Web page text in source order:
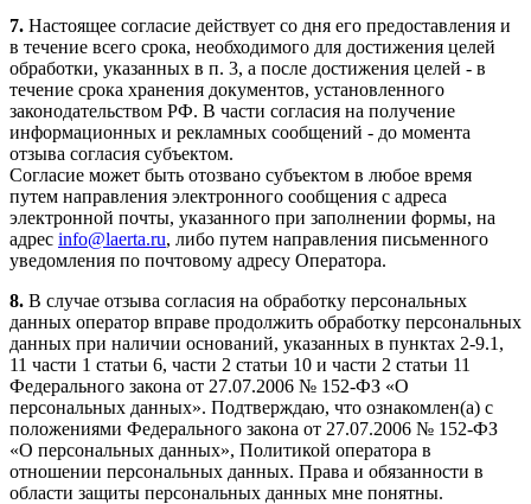
7. Настоящее согласие действует со дня его предоставления и
в течение всего срока, необходимого для достижения целей
обработки, указанных в п. 3, а после достижения целей - в
течение срока хранения документов, установленного
законодательством РФ. В части согласия на получение
информационных и рекламных сообщений - до момента
отзыва согласия субъектом.
Согласие может быть отозвано субъектом в любое время
путем направления электронного сообщения с адреса
электронной почты, указанного при заполнении формы, на
адрес info@laerta.ru, либо путем направления письменного
уведомления по почтовому адресу Оператора.
8. В случае отзыва согласия на обработку персональных
данных оператор вправе продолжить обработку персональных
данных при наличии оснований, указанных в пунктах 2-9.1,
11 части 1 статьи 6, части 2 статьи 10 и части 2 статьи 11
Федерального закона от 27.07.2006 № 152-ФЗ «О
персональных данных». Подтверждаю, что ознакомлен(а) с
положениями Федерального закона от 27.07.2006 № 152-ФЗ
«О персональных данных», Политикой оператора в
отношении персональных данных. Права и обязанности в
области защиты персональных данных мне понятны.